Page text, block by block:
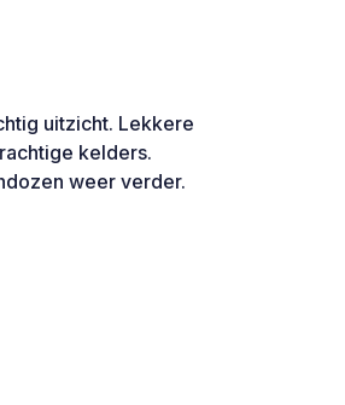
uitzicht. Lekkere
kelders.
weer verder.